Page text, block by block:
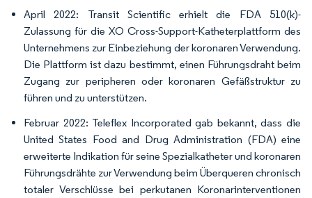
April 2022: Transit Scientific erhielt die FDA 510(k)-
Zulassung für die XO Cross-Support-Katheterplattform des
Unternehmens zur Einbeziehung der koronaren Verwendung.
Die Plattform ist dazu bestimmt, einen Führungsdraht beim
Zugang zur peripheren oder koronaren Gefäßstruktur zu
führen und zu unterstützen.
Februar 2022: Teleflex Incorporated gab bekannt, dass die
United States Food and Drug Administration (FDA) eine
erweiterte Indikation für seine Spezialkatheter und koronaren
Führungsdrähte zur Verwendung beim Überqueren chronisch
totaler Verschlüsse bei perkutanen Koronarinterventionen